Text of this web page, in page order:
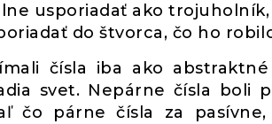
usporiadať ako
do štvorca, čo ho
čísla iba ako
svet. Nepárne čísla boli
čo párne čísla za